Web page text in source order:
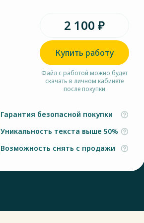
2 100 ₽
Купить работу
Файл с работой можно будет
скачать в личном кабинете
после покупки
Гарантия безопасной покупки
Уникальность текста выше 50%
Возможность снять с продажи